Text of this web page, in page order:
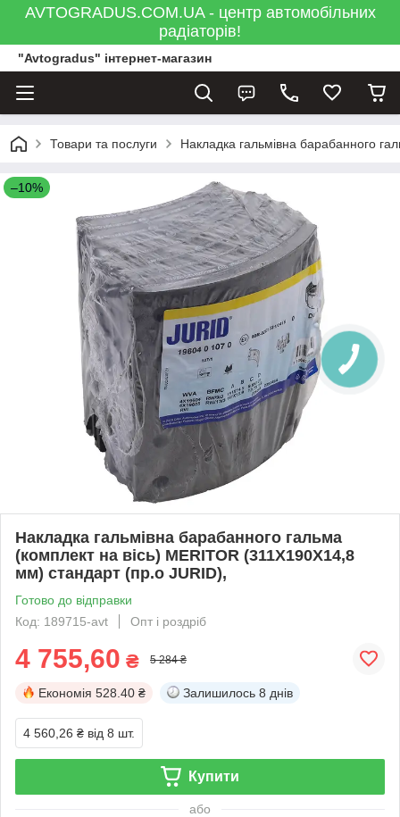
AVTOGRADUS.COM.UA - центр автомобільних
радіаторів!
"Avtogradus" інтернет-магазин
Товари та послуги Накладка гальмівна барабанного
–10%
Накладка гальмівна барабанного гальма
(комплект на вісь) MERITOR (311Х190Х14,8
мм) стандарт (пр.о JURID),
Готово до відправки
Код: 189715-avt
Опт і роздріб
4 755,60 ₴ 5 284 ₴
Економія 528.40 ₴ Залишилось 8 днів
4 560,26 ₴ від 8 шт.
Купити
або